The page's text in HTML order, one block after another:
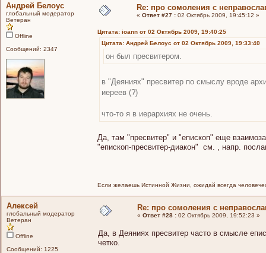
Андрей Белоус
глобальный модератор
Ветеран
Offline
Сообщений: 2347
Re: про сомоления с
« Ответ #27 : 02 Октябрь 2009, 19:45:12 »
Цитата: ioann от 02 Октябрь 2009, 19:40:25
Цитата: Андрей Белоус от 02 Октябрь 2009, 19:33:40
он был пресвитером.
в "Деяниях" пресвитер по смыслу вроде
иереев (?)
что-то я в иерархиях не очень.
Да, там "пресвитер" и "епископ" еще
"епископ-пресвитер-диакон" см. , напр.
Если желаешь Истинной Жизни, ожидай всегда
Алексей
глобальный модератор
Ветеран
Offline
Сообщений: 1225
Re: про сомоления с
« Ответ #28 : 02 Октябрь 2009, 19:52:23 »
Да, в Деяниях пресвитер часто в смысле
четко.